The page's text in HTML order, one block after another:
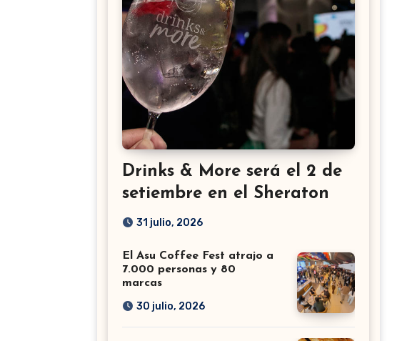
Drinks & More será el 2 de
setiembre en el Sheraton
31 julio, 2026
El Asu Coffee Fest atrajo a
7.000 personas y 80
marcas
30 julio, 2026